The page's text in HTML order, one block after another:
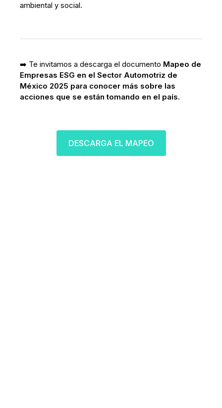
ambiental y social.
➡️ Te invitamos a descarga el documento Mapeo de
Empresas ESG en el Sector Automotriz de
México 2025 para conocer más sobre las
acciones que se están tomando en el país.
DESCARGA EL MAPEO